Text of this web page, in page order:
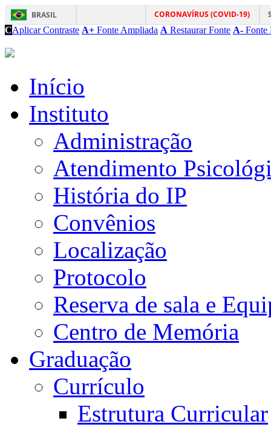
BRASIL CORONAVÍRUS (COVID-19)
CAplicar Contraste A+ Fonte Ampliada A Restaurar Fonte A- Fonte
Início
Instituto
Administração
Atendimento
História do IP
Convênios
Localização
Protocolo
Reserva de sala e
Centro de Memória
Graduação
Currículo
Estrutura Curricular